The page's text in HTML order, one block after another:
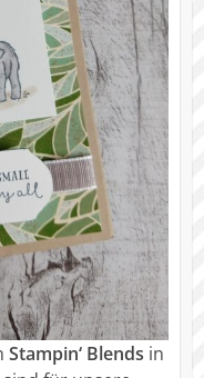
Stampin‘ Blends in